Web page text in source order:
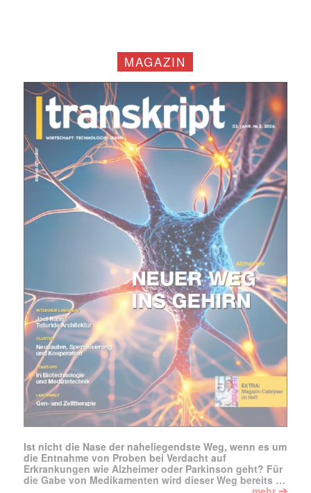
Mit dem |transkript-Newsletter
jede Woche aktuell informiert.
E-
Mail
(erforderlich)
MAGAZIN
Ist nicht die Nase der naheliegendste Weg, wenn es um
die Entnahme von Proben bei Verdacht auf
Erkrankungen wie Alzheimer oder Parkinson geht? Für
die Gabe von Medikamenten wird dieser Weg bereits …